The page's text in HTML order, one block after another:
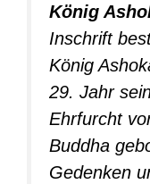
König
Inschrift
König
29. Jahr
Ehrfurcht
Buddha
Gedenken